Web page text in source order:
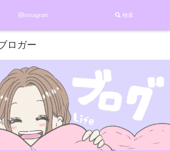
Instagram 検索